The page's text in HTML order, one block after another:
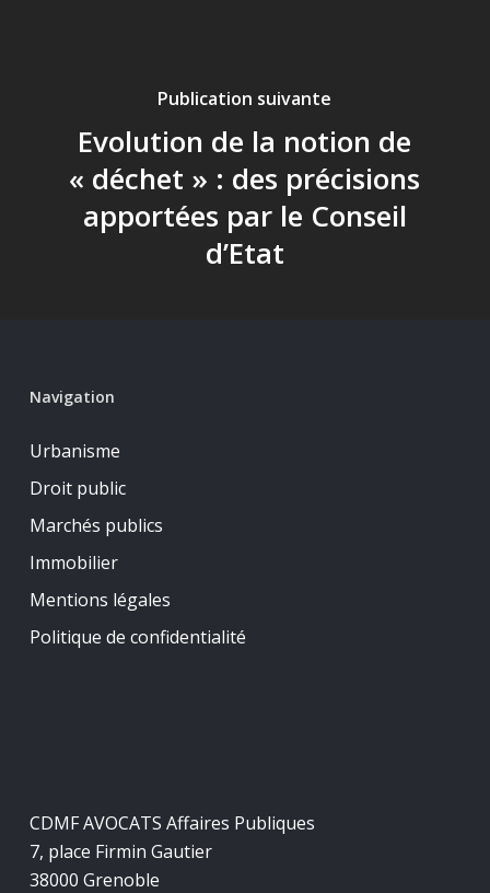
Publication suivante
Evolution de la notion de
« déchet » : des précisions
apportées par le Conseil
d’Etat
Navigation
Urbanisme
Droit public
Marchés publics
Immobilier
Mentions légales
Politique de confidentialité
CDMF AVOCATS Affaires Publiques
7, place Firmin Gautier
38000 Grenoble